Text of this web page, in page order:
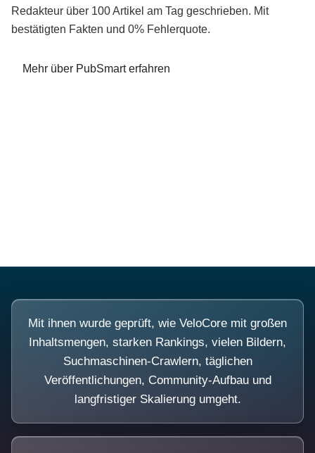
Redakteur über 100 Artikel am Tag geschrieben. Mit
bestätigten Fakten und 0% Fehlerquote.
Mehr über PubSmart erfahren
Mit ihnen wurde geprüft, wie VeloCore mit großen
Inhaltsmengen, starken Rankings, vielen Bildern,
Suchmaschinen-Crawlern, täglichen
Veröffentlichungen, Community-Aufbau und
langfristiger Skalierung umgeht.